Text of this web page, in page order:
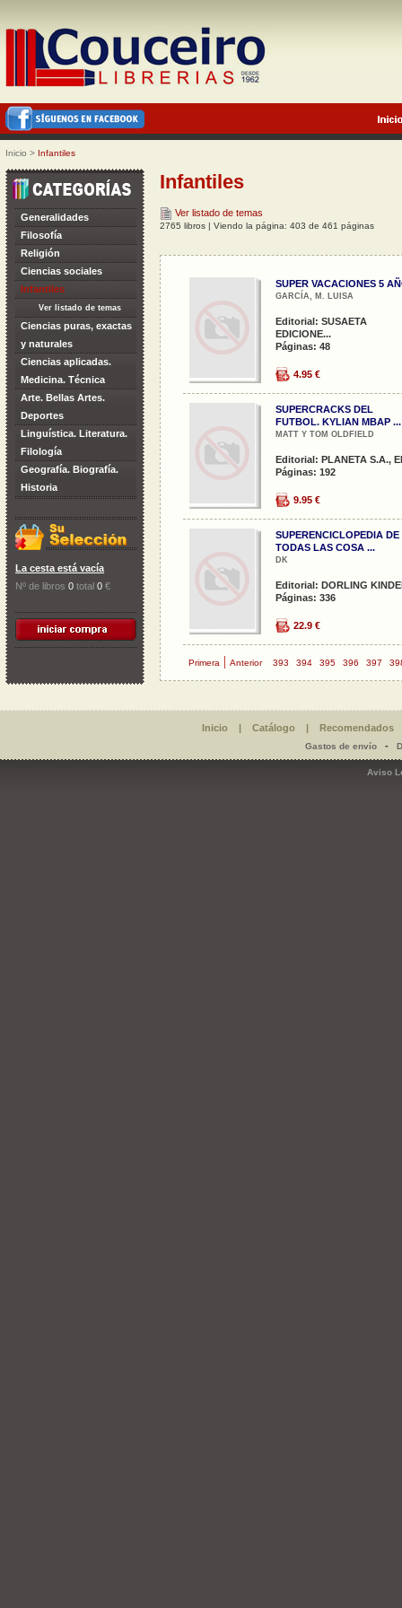
Inicio > Infantiles
Generalidades
Filosofía
Religión
Ciencias sociales
Infantiles
Ver listado de temas
Ciencias puras, exactas
y naturales
Ciencias aplicadas.
Medicina. Técnica
Arte. Bellas Artes.
Deportes
Linguística. Literatura.
Filología
Geografía. Biografía.
Historia
La cesta está vacía
Nº de libros 0 total 0 €
Infantiles
Ver listado de temas
2765 libros | Viendo la página: 403 de 461 páginas
SUPER VACACIONES 5
GARCÍA, M. LUISA
Editorial: SUSAETA
EDICIONE...
Páginas: 48
4.95 €
SUPERCRACKS DEL
FUTBOL. KYLIAN MBAP ...
MATT Y TOM OLDFIELD
Editorial: PLANETA S.A.,
Páginas: 192
9.95 €
SUPERENCICLOPEDIA DE
TODAS LAS COSA ...
DK
Editorial: DORLING
Páginas: 336
22.9 €
Primera | Anterior 393 394 395 396 397
Inicio | Catálogo | Recomendados
Gastos de envío-
Aviso